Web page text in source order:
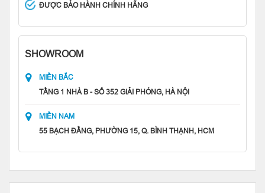
ĐƯỢC BẢO HÀNH CHÍNH HÃNG
SHOWROOM
MIỀN BẮC
TẦNG 1 NHÀ B - SỐ 352 GIẢI PHÓNG, HÀ NỘI
MIỀN NAM
55 BẠCH ĐẰNG, PHƯỜNG 15, Q. BÌNH THẠNH, HCM